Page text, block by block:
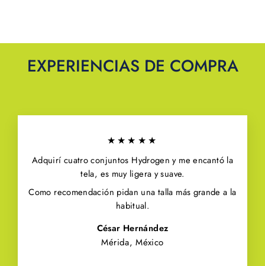
EXPERIENCIAS DE COMPRA
★★★★★
Adquirí cuatro conjuntos Hydrogen y me encantó la
tela, es muy ligera y suave.
Como recomendación pidan una talla más grande a la
habitual.
César Hernández
Mérida, México